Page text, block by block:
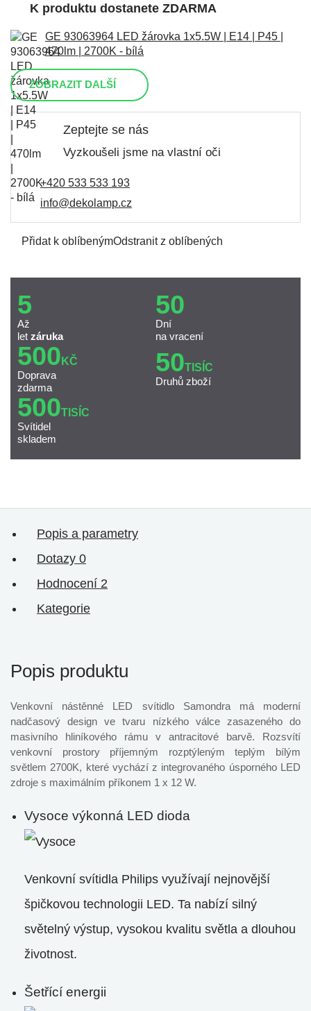
K produktu dostanete ZDARMA
GE 93063964 LED žárovka 1x5.5W | E14 | P45 |
470lm | 2700K - bílá
ZOBRAZIT DALŠÍ
Zeptejte se nás
Vyzkoušeli jsme na vlastní oči
+420 533 533 193
info@dekolamp.cz
Přidat k oblíbenýmOdstranit z oblíbených
5
Až
let záruka
50
Dní
na vracení
500 KČ
Doprava
zdarma
50TISÍC
Druhů zboží
500TISÍC
Svítidel
skladem
Popis a parametry
Dotazy 0
Hodnocení 2
Kategorie
Popis produktu
Venkovní nástěnné LED svítidlo Samondra má moderní
nadčasový design ve tvaru nízkého válce zasazeného do
masivního hliníkového rámu v antracitové barvě. Rozsvítí
venkovní prostory příjemným rozptýleným teplým bílým
světlem 2700K, které vychází z integrovaného úsporného LED
zdroje s maximálním příkonem 1 x 12 W.
Vysoce výkonná LED dioda
Venkovní svítidla Philips využívají nejnovější
špičkovou technologii LED. Ta nabízí silný
světelný výstup, vysokou kvalitu světla a dlouhou
životnost.
Šetřící energii